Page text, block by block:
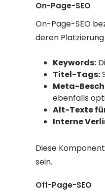
On-Page-SEO
On-Page-SEO
deren
Keywords:
Titel-Tags:
Meta-
ebenfalls
Alt-Texte
Interne
Diese
sein.
Off-Page-SEO